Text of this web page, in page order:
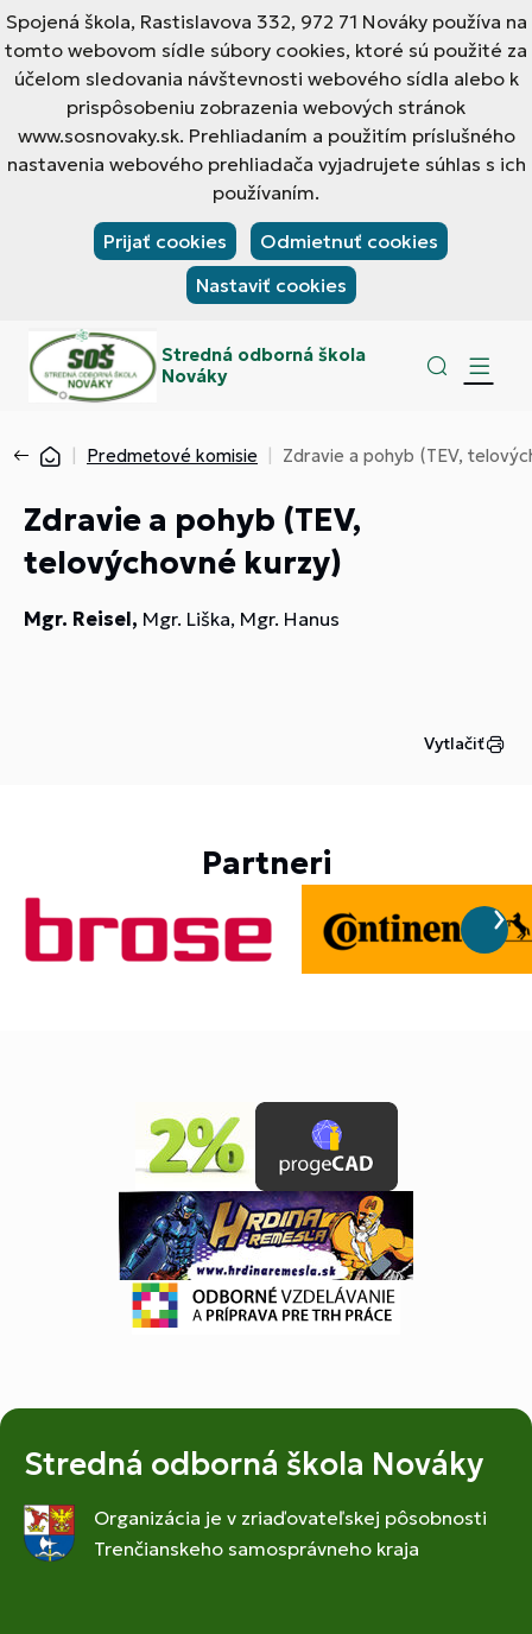
Spojená škola, Rastislavova 332, 972 71 Nováky používa na
tomto webovom sídle súbory cookies, ktoré sú použité za
účelom sledovania návštevnosti webového sídla alebo k
prispôsobeniu zobrazenia webových stránok
www.sosnovaky.sk. Prehliadaním a použitím príslušného
nastavenia webového prehliadača vyjadrujete súhlas s ich
používaním.
Prijať cookies
Odmietnuť cookies
Nastaviť cookies
Stredná odborná škola
Nováky
Predmetové komisie Zdravie a pohyb (TEV,
Zdravie a pohyb (TEV,
telovýchovné kurzy)
Mgr. Reisel, Mgr. Liška, Mgr. Hanus
Vytlačiť
Partneri
Stredná odborná škola Nováky
Organizácia je v zriaďovateľskej pôsobnosti
Trenčianskeho samosprávneho kraja